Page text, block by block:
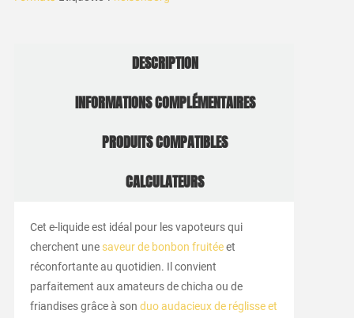
DESCRIPTION
INFORMATIONS COMPLÉMENTAIRES
PRODUITS COMPATIBLES
CALCULATEURS
Cet e-liquide est idéal pour les vapoteurs qui
cherchent une saveur de bonbon fruitéeet
réconfortante au quotidien. Il convient
parfaitement aux amateurs de chicha ou de
friandises grâce à son duo audacieux de réglisse et